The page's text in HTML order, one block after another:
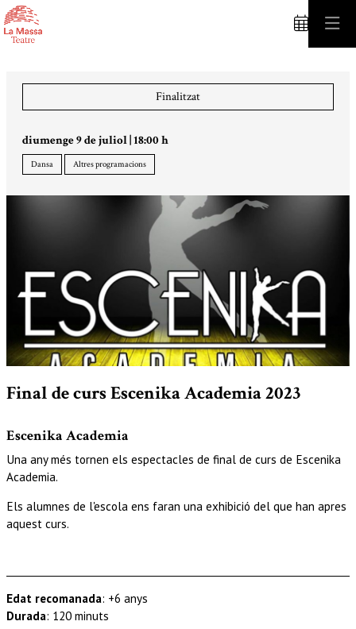
Finalitzat
diumenge 9 de juliol|18:00 h
Dansa Altres programacions
Final de curs Escenika Academia 2023
Escenika Academia
Una any més tornen els espectacles de final de curs de Escenika
Academia.
Els alumnes de l'escola ens faran una exhibició del que han apres
aquest curs.
Edat recomanada: +6 anys
Durada: 120 minuts